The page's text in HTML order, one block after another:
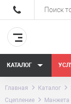
КАТАЛОГ
Главная Каталог
Сцепление
Манжета